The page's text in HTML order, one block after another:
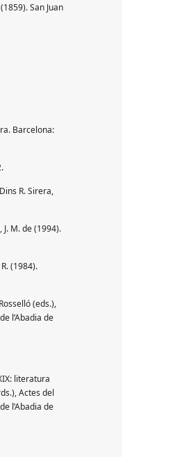
San Juan
Barcelona:
R. Sirera,
M. de (1994).
(1984).
(eds.),
l’Abadia de
literatura
Actes del
l’Abadia de